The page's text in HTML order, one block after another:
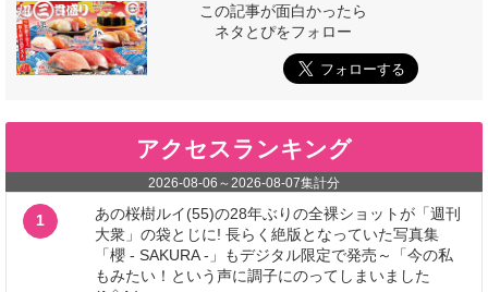
この記事が面白かったら
ネタとぴをフォロー
アクセスランキング
2026-08-06 ～2026-08-07集計分
1
あの桜樹ルイ(55)の28年ぶりの全裸ショットが「週刊
大衆」の袋とじに! 長らく絶版となっていた写真集
「櫻 - SAKURA -」もデジタル限定で発売～「今の私
もみたい！という声に調子にのってしまいました